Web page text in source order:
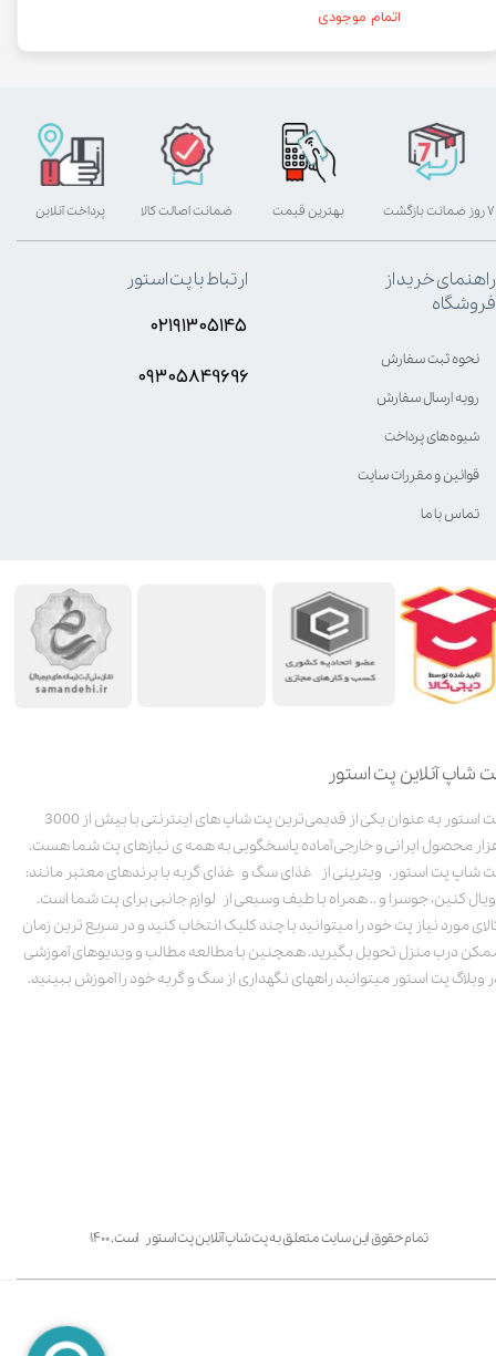
اتمام موجودی
شاپ آنلاین پت استور
پت استور به عنوان یکی از قدیمی‌ترین پت شاپ های اینترنتی با بیش از 3000
محصول ایرانی و خارجی آماده پاسخگویی به همه ی نیازهای پت شما هست.
شاپ پت استور، ویترینی از غذای سگ و غذای گربه با برندهای معتبر مانند:
کنین، جوسرا و .. همراه با طیف وسیعی از لوازم جانبی برای پت شما است.
مورد نیاز پت خود را میتوانید با چند کلیک انتخاب کنید و در سریع ترین زمان
درب منزل تحویل بگیرید. همچنین با مطالعه مطالب و ویدیوهای آموزشی
وبلاگ پت استور میتوانید راههای نگهداری از سگ و گربه خود را آموزش ببینید.
تمام حقوق این سایت متعلق به پت شاپ آنلاین پت استور است. ۱۴۰۰
بهترین قیمت پرداخت آنلاین ۷ روز ضمانت بازگشت ضمانت اصالت کالا
راهنمای خرید از
فروشگاه
نحوه ثبت سفارش
رویه ارسال سفارش
شیوه‌های پرداخت
قوانین و مقررات سایت
تماس با ما
ارتباط با پت استور
۰۲۱۹۱۳۰۵۱۴۵
۰۹۳۰۵8۴9696